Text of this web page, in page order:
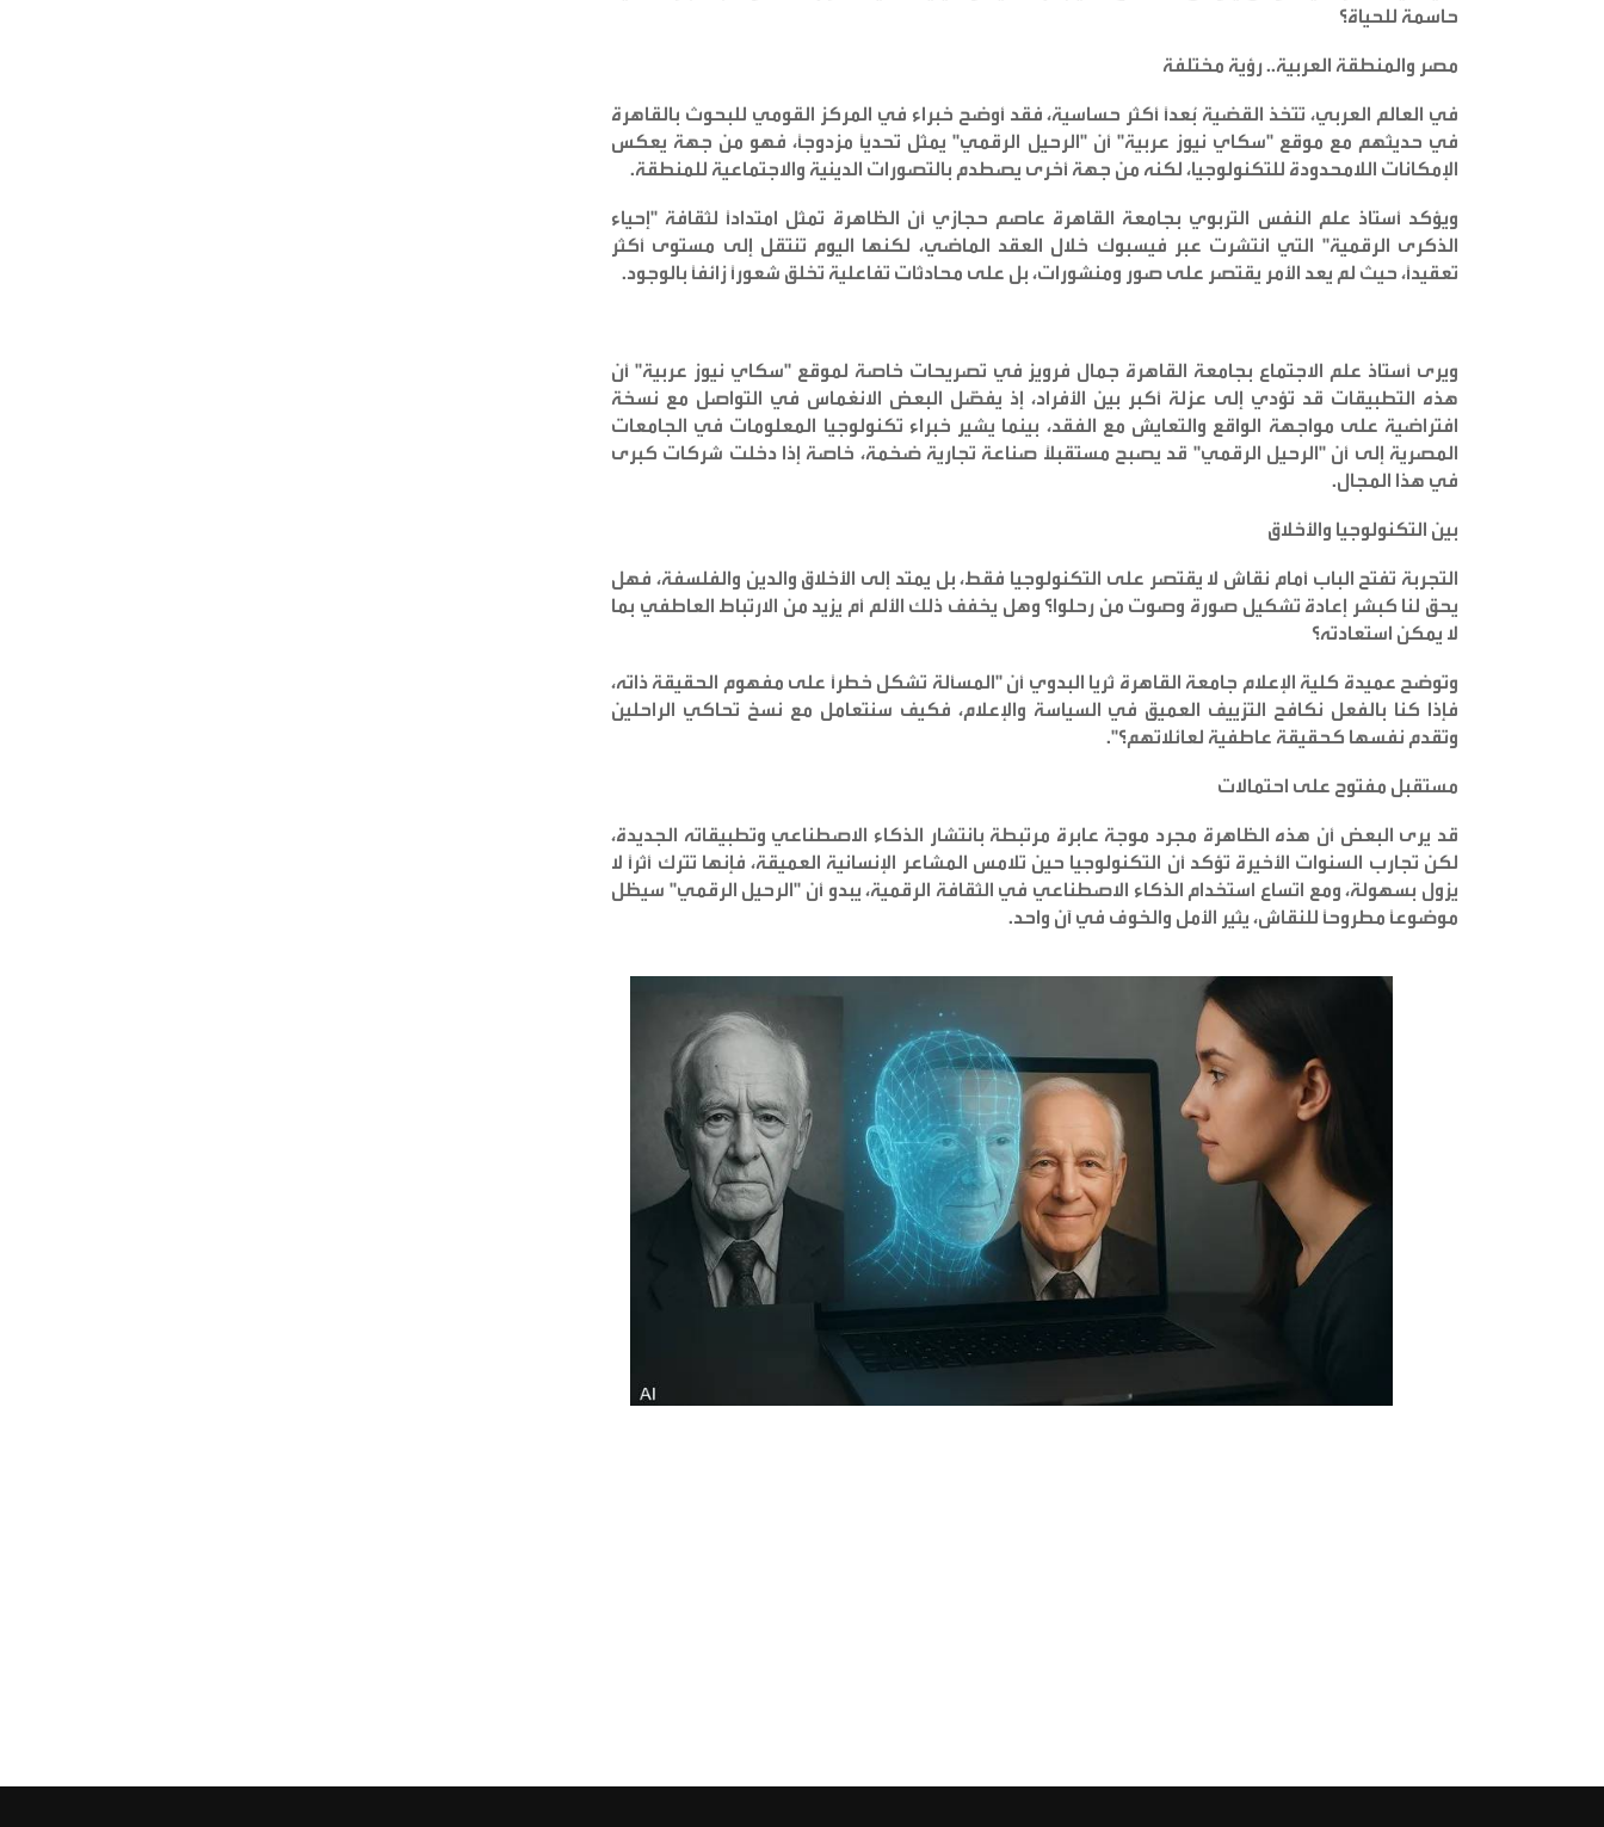
حاسمة للحياة؟
مصر والمنطقة العربية.. رؤية مختلفة
في العالم العربي، تتخذ القضية بُعداً أكثر حساسية، فقد أوضح خبراء في المركز القومي للبحوث بالقاهرة
في حديثهم مع موقع "سكاي نيوز عربية" أن "الرحيل الرقمي" يمثل تحدياً مزدوجاً، فهو من جهة يعكس
الإمكانات اللامحدودة للتكنولوجيا، لكنه من جهة أخرى يصطدم بالتصورات الدينية والاجتماعية للمنطقة.
ويؤكد أستاذ علم النفس التربوي بجامعة القاهرة عاصم حجازي أن الظاهرة تمثل امتداداً لثقافة "إحياء
الذكرى الرقمية" التي انتشرت عبر فيسبوك خلال العقد الماضي، لكنها اليوم تنتقل إلى مستوى أكثر
تعقيداً، حيث لم يعد الأمر يقتصر على صور ومنشورات، بل على محادثات تفاعلية تخلق شعوراً زائفاً بالوجود.
ويرى أستاذ علم الاجتماع بجامعة القاهرة جمال فرويز في تصريحات خاصة لموقع "سكاي نيوز عربية" أن
هذه التطبيقات قد تؤدي إلى عزلة أكبر بين الأفراد، إذ يفضّل البعض الانغماس في التواصل مع نسخة
افتراضية على مواجهة الواقع والتعايش مع الفقد، بينما يشير خبراء تكنولوجيا المعلومات في الجامعات
المصرية إلى أن "الرحيل الرقمي" قد يصبح مستقبلاً صناعة تجارية ضخمة، خاصة إذا دخلت شركات كبرى
في هذا المجال.
بين التكنولوجيا والأخلاق
التجربة تفتح الباب أمام نقاش لا يقتصر على التكنولوجيا فقط، بل يمتد إلى الأخلاق والدين والفلسفة، فهل
يحق لنا كبشر إعادة تشكيل صورة وصوت من رحلوا؟ وهل يخفف ذلك الألم أم يزيد من الارتباط العاطفي بما
لا يمكن استعادته؟
وتوضح عميدة كلية الإعلام جامعة القاهرة ثريا البدوي أن "المسألة تشكل خطراً على مفهوم الحقيقة ذاته،
فإذا كنا بالفعل نكافح التزييف العميق في السياسة والإعلام، فكيف سنتعامل مع نسخ تحاكي الراحلين
وتقدم نفسها كحقيقة عاطفية لعائلاتهم؟".
مستقبل مفتوح على احتمالات
قد يرى البعض أن هذه الظاهرة مجرد موجة عابرة مرتبطة بانتشار الذكاء الاصطناعي وتطبيقاته الجديدة،
لكن تجارب السنوات الأخيرة تؤكد أن التكنولوجيا حين تلامس المشاعر الإنسانية العميقة، فإنها تترك أثراً لا
يزول بسهولة، ومع اتساع استخدام الذكاء الاصطناعي في الثقافة الرقمية، يبدو أن "الرحيل الرقمي" سيظل
موضوعاً مطروحاً للنقاش، يثير الأمل والخوف في آن واحد.